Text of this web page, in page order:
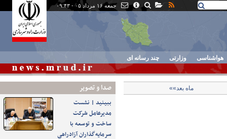
جمعه ۱۶ مرداد ۰۵ - ۰۹:۴۳
هواشناسی وزارتی چند رسانه ای
صدا و تصوير
ببینید | نشست
مدیرعامل شرکت
ساخت و توسعه با
سرمایه‌گذاران آزادراهی
ماه بعد»»